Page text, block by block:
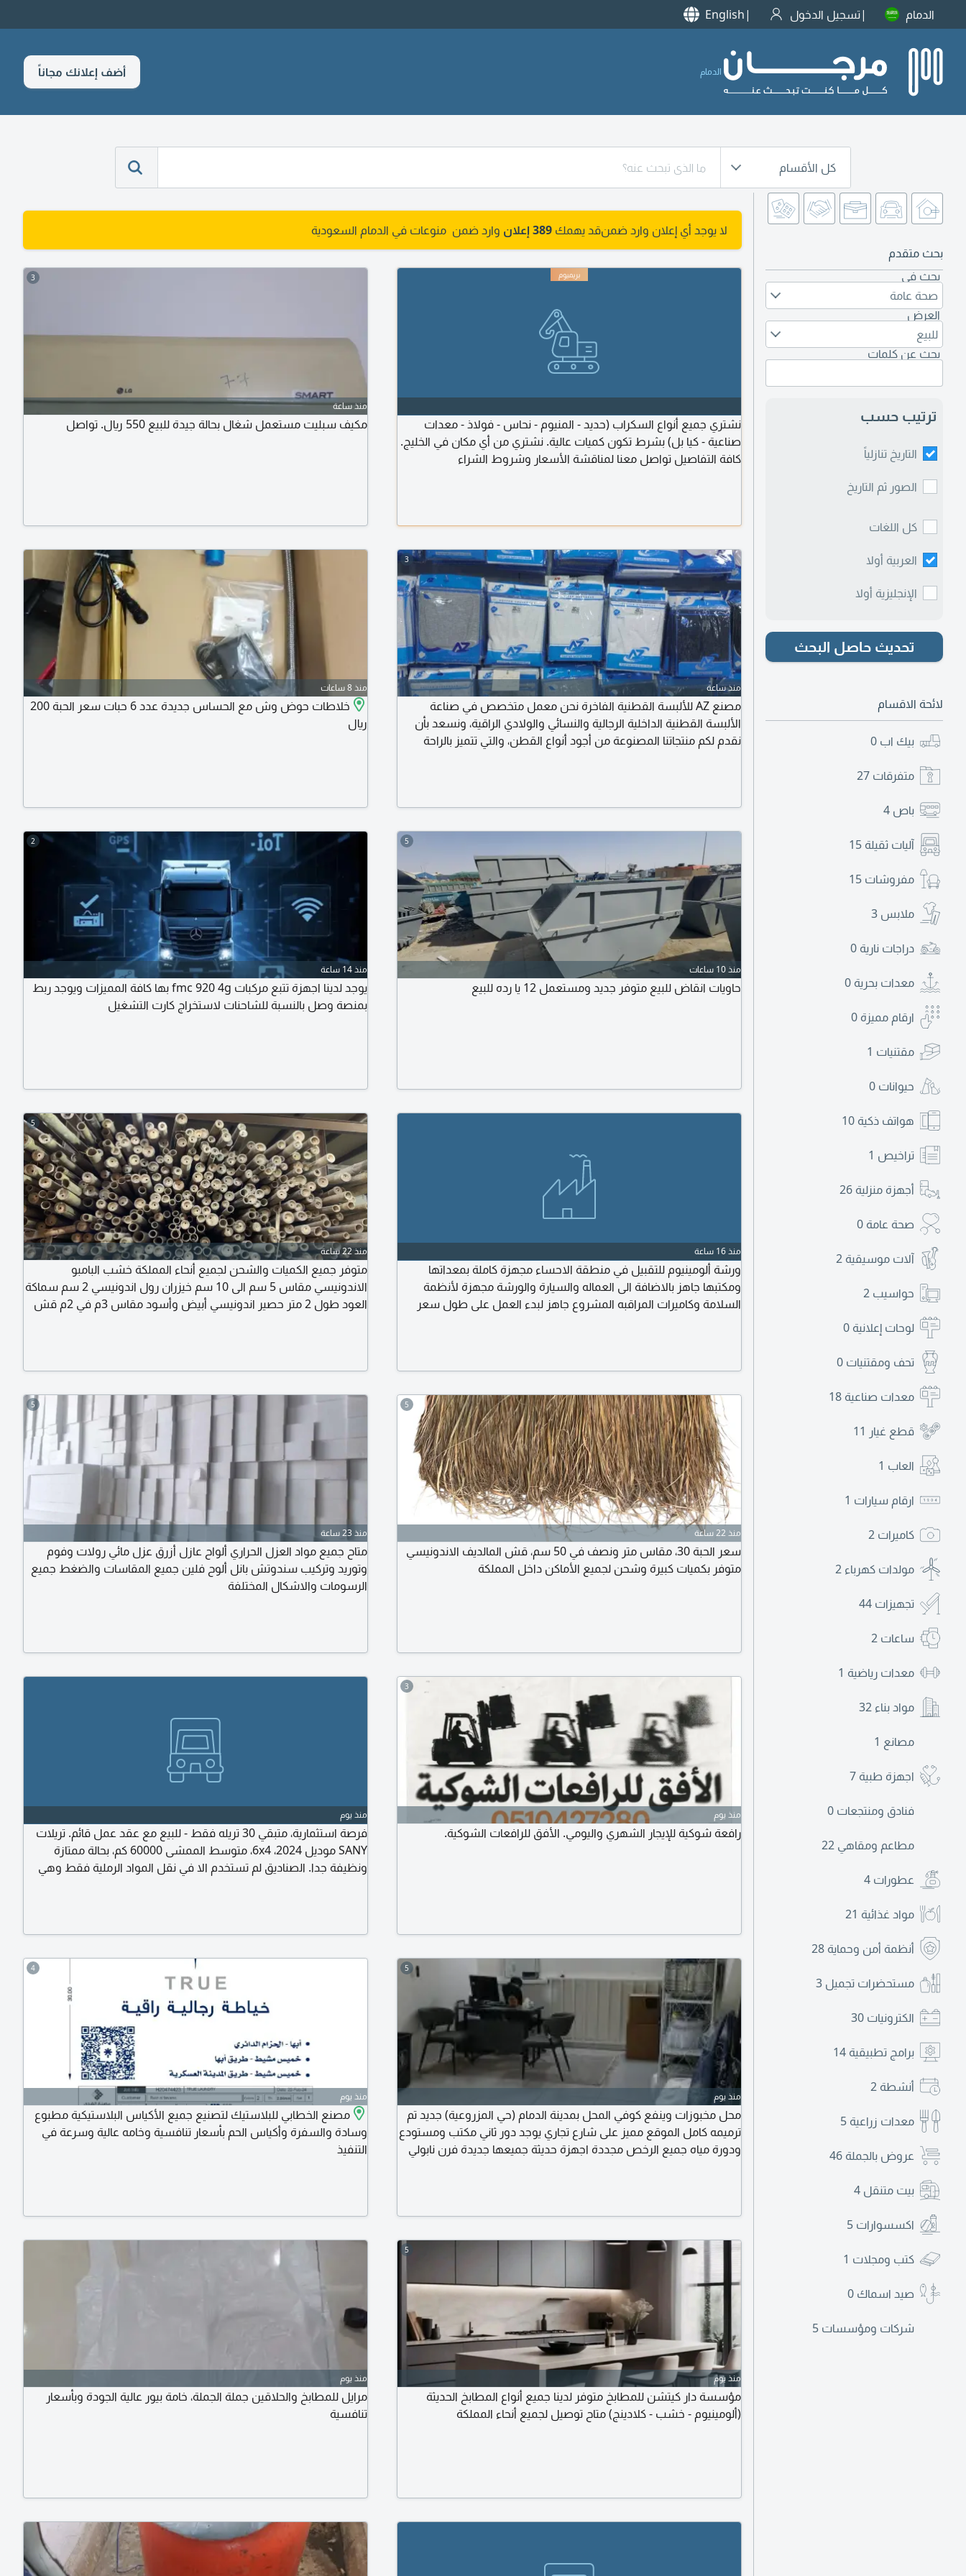
الدمام تسجيل الدخول English
الدمام أضف إعلانك مجاناً
كل الأقسام
بحث متقدم
بحث في
صحة عامة
العرض
للبيع
بحث عن كلمات
ترتيب حسب
التاريخ تنازلياً
الصور ثم التاريخ
كل اللغات
العربية أولا
الإنجليزية أولا
تحديث حاصل البحث
لائحة الاقسام
بيك اب 0
متفرقات 27
باص 4
آليات ثقيلة 15
مفروشات 15
ملابس 3
دراجات نارية 0
معدات بحرية 0
ارقام مميزة 0
مقتنيات 1
حيوانات 0
هواتف ذكية 10
تراخيص 1
أجهزة منزلية 26
صحة عامة 0
آلات موسيقية 2
حواسيب 2
لوحات إعلانية 0
تحف ومقتنيات 0
معدات صناعية 18
قطع غيار 11
العاب 1
ارقام سيارات 1
كاميرات 2
مولدات كهرباء 2
تجهيزات 44
ساعات 2
معدات رياضية 1
مواد بناء 32
مصانع 1
اجهزة طبية 7
فنادق ومنتجعات 0
مطاعم ومقاهي 22
عطورات 4
مواد غذائية 21
أنظمة أمن وحماية 28
مستحضرات تجميل 3
الكترونيات 30
برامج تطبيقية 14
أنشطة 2
معدات زراعية 5
عروض بالجملة 46
بيت متنقل 4
اكسسوارات 5
كتب ومجلات 1
صيد اسماك 0
شركات ومؤسسات 5
لا يوجد أي إعلان وارد ضمنقد يهمك 389 إعلان وارد ضمن منوعات في الدمام السعودية
نشتري جميع أنواع السكراب (حديد - المنيوم - نحاس - فولاذ - معدات
صناعية - كيا بل) بشرط تكون كميات عالية. نشتري من أي مكان في الخليج.
كافة التفاصيل تواصل معنا لمناقشة الأسعار وشروط الشراء
3
منذ ساعة
مكيف سبليت مستعمل شغال بحالة جيدة للبيع 550 ريال. تواصل
3
منذ ساعة
مصنع AZ للألبسة القطنية الفاخرة نحن معمل متخصص في صناعة
الألبسة القطنية الداخلية الرجالية والنسائي والولادي الراقية، ونسعد بأن
نقدم لكم منتجاتنا المصنوعة من أجود أنواع القطن، والتي تتميز بالراحة
منذ 8 ساعات
خلاطات حوض وش مع الحساس جديدة عدد 6 حبات سعر الحبة 200
ريال
5
منذ 10 ساعات
حاويات انقاض للبيع متوفر جديد ومستعمل 12 يا رده للبيع
2
منذ 14 ساعة
يوجد لدينا اجهزة تتبع مركبات fmc 920 4g بها كافة المميزات ويوجد ربط
بمنصة وصل بالنسبة للشاحنات لاستخراج كارت التشغيل
منذ 16 ساعة
ورشة ألومينيوم للتقبيل في منطقة الاحساء مجهزة كاملة بمعداتها
ومكتبها جاهز بالاضافة الى العماله والسيارة والورشة مجهزة لأنظمة
السلامة وكاميرات المراقبه المشروع جاهز لبدء العمل على طول سعر
5
منذ 22 ساعة
متوفر جميع الكميات والشحن لجميع أنحاء المملكة خشب البامبو
الاندونيسي مقاس 5 سم الى 10 سم خيزران رول اندونيسي 2 سم سماكة
العود طول 2 متر حصير اندونيسي أبيض وأسود مقاس 3م في 2م قش
5
منذ 22 ساعة
سعر الحبة 30، مقاس متر ونصف في 50 سم، قش المالديف الاندونيسي
متوفر بكميات كبيرة وشحن لجميع الأماكن داخل المملكة
5
منذ 23 ساعة
متاح جميع مواد العزل الحراري ألواح عازل أزرق عزل مائي رولات وفوم
وتوريد وتركيب سندوتش بانل ألوح فلين جميع المقاسات والضغط جميع
الرسومات والاشكال المختلفة
3
منذ يوم
رافعة شوكية للإيجار الشهري واليومي. الأفق للرافعات الشوكية.
منذ يوم
فرصة استثمارية، متبقي 30 تريله فقط - للبيع مع عقد عمل قائم. تريلات
SANY موديل 2024، 6x4، متوسط الممشى 60000 كم، بحالة ممتازة
ونظيفة جدا. الصناديق لم تستخدم الا في نقل المواد الرملية فقط وهي
بنكية أو شيك)
5
منذ يوم
محل مخبوزات وينفع كوفي المحل بمدينة الدمام (حي المزروعية) جديد تم
ترميمه كامل الموقع مميز على شارع تجاري يوجد دور ثاني مكتب ومستودع
ودورة مياه جميع الرخص مجددة اجهزة حديثة جميعها جديدة فرن نابولي
4
منذ يوم
مصنع الخطابي للبلاستيك لتصنيع جميع الأكياس البلاستيكية مطبوع
وسادة والسفرة وأكياس الحم بأسعار تنافسية وخامه عالية وسرعة في
التنفيذ
5
منذ يوم
مؤسسة دار كيتشن للمطابخ متوفر لدينا جميع أنواع المطابخ الحديثة
(ألومينيوم - خشب - كلادينج) متاح توصيل لجميع أنحاء المملكة
منذ يوم
مرايل للمطابخ والحلاقين جملة الجملة، خامة بيور عالية الجودة وبأسعار
تنافسية